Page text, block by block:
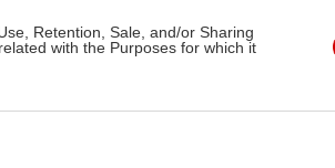
Retention, Sale, and/or Sharing
with the Purposes for which it